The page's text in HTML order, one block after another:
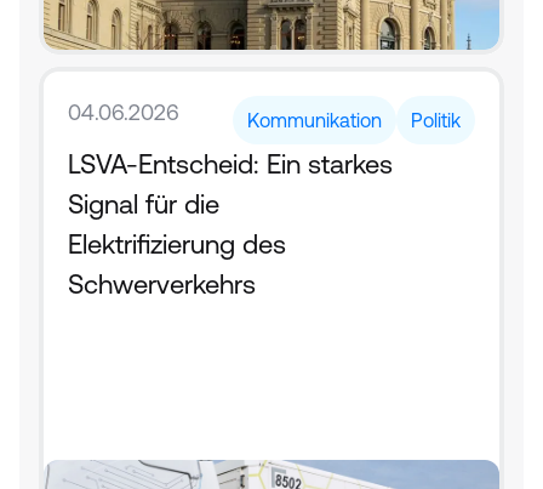
04.06.2026 Kommunikation Politik
LSVA-Entscheid: Ein starkes
Signal für die
Elektrifizierung des
Schwerverkehrs